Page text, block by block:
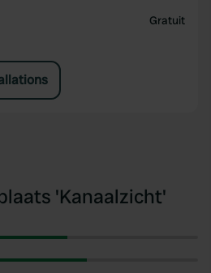
Gratuit
'Kanaalzicht'